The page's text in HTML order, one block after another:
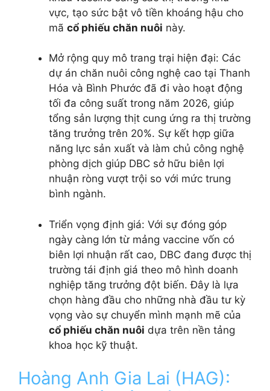
vực, tạo sức bật vô tiền khoáng hậu cho
mã cổ phiếu chăn nuôi này.
Mở rộng quy mô trang trại hiện đại: Các
dự án chăn nuôi công nghệ cao tại Thanh
Hóa và Bình Phước đã đi vào hoạt động
tối đa công suất trong năm 2026, giúp
tổng sản lượng thịt cung ứng ra thị trường
tăng trưởng trên 20%. Sự kết hợp giữa
năng lực sản xuất và làm chủ công nghệ
phòng dịch giúp DBC sở hữu biên lợi
nhuận ròng vượt trội so với mức trung
bình ngành.
Triển vọng định giá: Với sự đóng góp
ngày càng lớn từ mảng vaccine vốn có
biên lợi nhuận rất cao, DBC đang được thị
trường tái định giá theo mô hình doanh
nghiệp tăng trưởng đột biến. Đây là lựa
chọn hàng đầu cho những nhà đầu tư kỳ
vọng vào sự chuyển mình mạnh mẽ của
cổ phiếu chăn nuôi dựa trên nền tảng
khoa học kỹ thuật.
Hoàng Anh Gia Lai (HAG):